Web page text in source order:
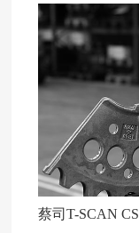
蔡司T-SCAN